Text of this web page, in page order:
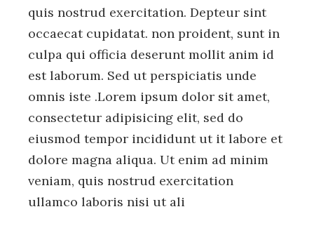
quis nostrud exercitation. Depteur sint
occaecat cupidatat. non proident, sunt in
culpa qui officia deserunt mollit anim id
est laborum. Sed ut perspiciatis unde
omnis iste .Lorem ipsum dolor sit amet,
consectetur adipisicing elit, sed do
eiusmod tempor incididunt ut it labore et
dolore magna aliqua. Ut enim ad minim
veniam, quis nostrud exercitation
ullamco laboris nisi ut ali